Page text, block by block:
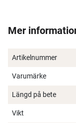
situationer där
Vikt: 21 g
Krokstorlek: #6
Rasselkammare
Mer
Artikelnummer
Varumärke
Längd på bete
Vikt